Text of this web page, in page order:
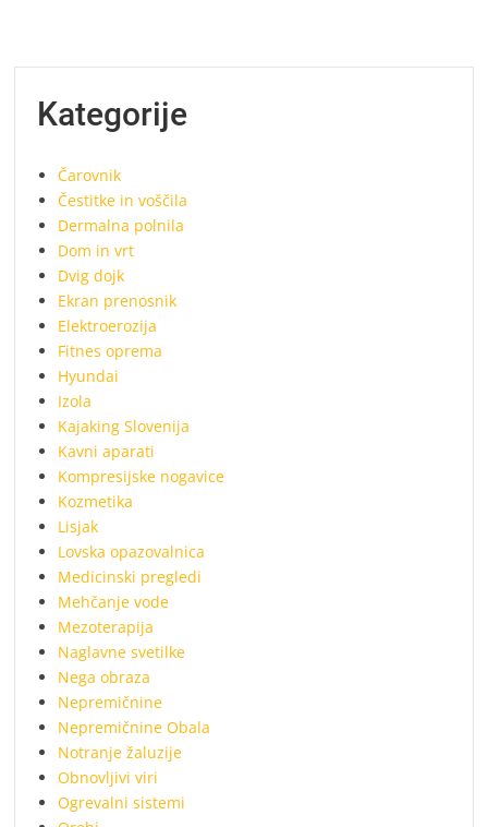
Kategorije
Čarovnik
Čestitke in voščila
Dermalna polnila
Dom in vrt
Dvig dojk
Ekran prenosnik
Elektroerozija
Fitnes oprema
Hyundai
Izola
Kajaking Slovenija
Kavni aparati
Kompresijske nogavice
Kozmetika
Lisjak
Lovska opazovalnica
Medicinski pregledi
Mehčanje vode
Mezoterapija
Naglavne svetilke
Nega obraza
Nepremičnine
Nepremičnine Obala
Notranje žaluzije
Obnovljivi viri
Ogrevalni sistemi